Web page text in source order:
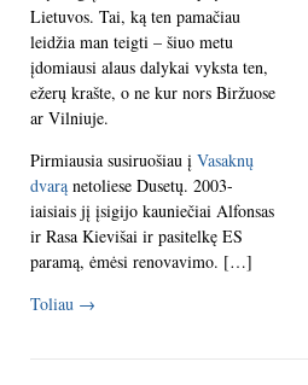
Lietuvos. Tai, ką ten pamačiau
leidžia man teigti – šiuo metu
įdomiausi alaus dalykai vyksta ten,
ežerų krašte, o ne kur nors Biržuose
ar Vilniuje.
Pirmiausia susiruošiau į Vasaknų
dvarą netoliese Dusetų. 2003-
iaisiais jį įsigijo kauniečiai Alfonsas
ir Rasa Kievišai ir pasitelkę ES
paramą, ėmėsi renovavimo. […]
Toliau →